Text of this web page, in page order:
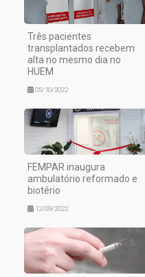
Três pacientes
transplantados recebem
alta no mesmo dia no
HUEM
05/10/2022
FEMPAR inaugura
ambulatório reformado e
biotério
12/09/2022